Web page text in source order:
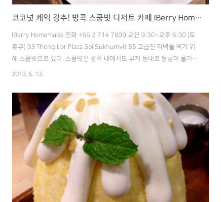
코코넛 케익 강추! 방콕 스쿰빗 디저트 카페 IBerry Homemade
IBerry Homemade 전화 +66 2 714 7800 오전 9:30~오후 6:30 (토
휴무) 93 Thong Lor Place Soi Sukhumvit 55 고급진 저녁을 먹기 위
해 스쿰빗으로 갔다. 스쿰빗은 방콕 내에서도 부자 동내로 동남아 물가
생각하고 갔다간 당황할 수 있습니다. 오늘은 카페가 즐비한 스쿰빗에서
드와 팟타이를 하나 주문했습니다. 맛은 괜찮은데 양에 비해 가격은 비싼
편입니다. 뭐 아무래도 지역이 비싸니 당연하겠지만요ㅋ 잠시 뒤 딸기 에
이드도 나왔는데, 이건 맛이 없네요. 강비추입니다. 팟타이를 순삭 해버
린 다음에 후식으로 코코넛 케이크를 주문했습니다. 오!! 후식으로 주문
한 코코넛 케이크는 진짜 맛있..
2019. 5. 13.